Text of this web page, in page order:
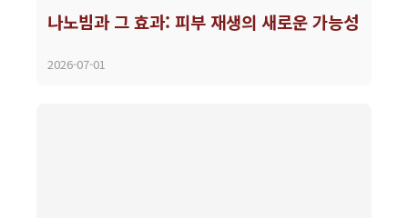
나노빔과 그 효과: 피부 재생의 새로운 가능성
2026-07-01